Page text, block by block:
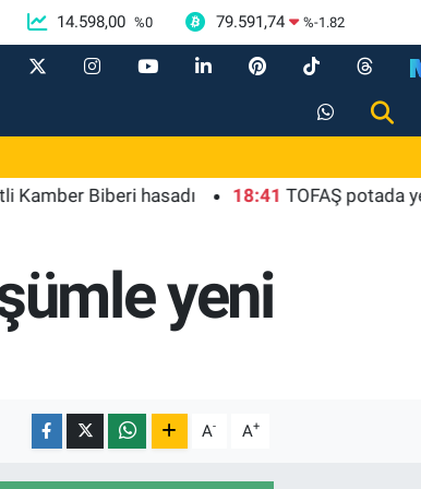
14.598,00 %0 79.591,74 %-1.82
Biberi hasadı 18:41 TOFAŞ potada yeni
yeni
A- A+